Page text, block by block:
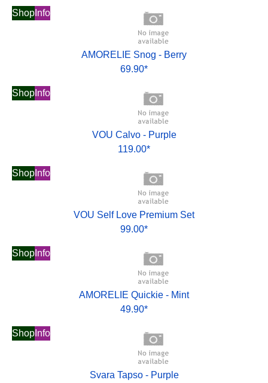
Shop Info
AMORELIE Snog - Berry
69.90*
Shop Info
VOU Calvo - Purple
119.00*
Shop Info
VOU Self Love Premium Set
99.00*
Shop Info
AMORELIE Quickie - Mint
49.90*
Shop Info
Svara Tapso - Purple